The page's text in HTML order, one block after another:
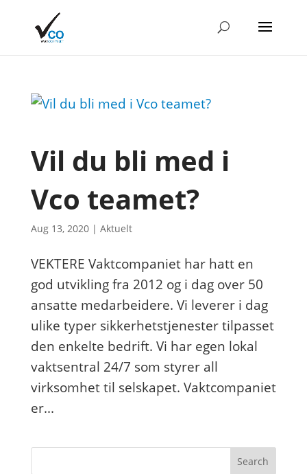
Vil du bli med i
Vco teamet?
Aug 13, 2020| Aktuelt
VEKTERE Vaktcompaniet har hatt en
god utvikling fra 2012 og i dag over 50
ansatte medarbeidere. Vi leverer i dag
ulike typer sikkerhetstjenester tilpasset
den enkelte bedrift. Vi har egen lokal
vaktsentral 24/7 som styrer all
virksomhet til selskapet. Vaktcompaniet
er...